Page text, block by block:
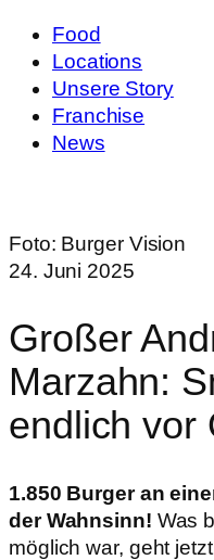
Food
Locations
Unsere Story
Franchise
News
Foto: Burger Vision
24. Juni 2025
Großer
Marzahn:
endlich vor
1.850 Burger an
der Wahnsinn! Was
möglich war, geht